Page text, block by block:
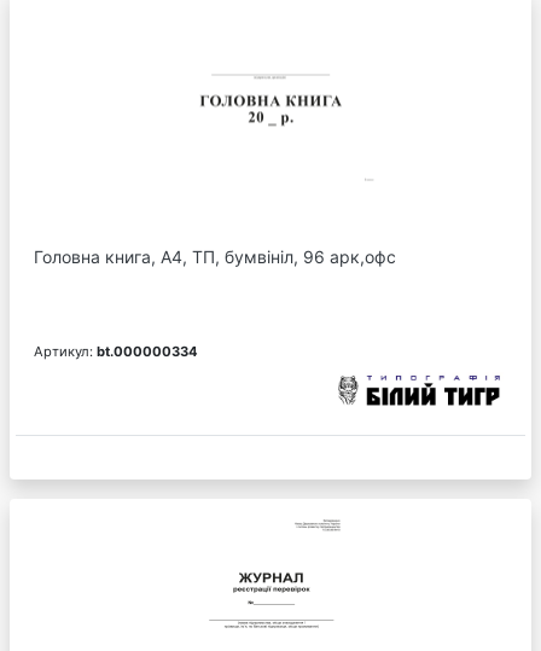
Головна книга, А4, ТП, бумвініл, 96 арк,офс
Артикул: bt.000000334